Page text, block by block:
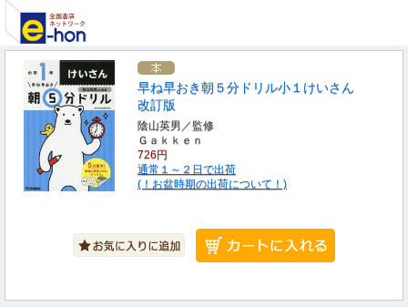
早ね早おき朝５分ドリル小１けいさん
改訂版
陰山英男／監修
Ｇａｋｋｅｎ
726円
通常１～２日で出荷
(！お盆時期の出荷について！)